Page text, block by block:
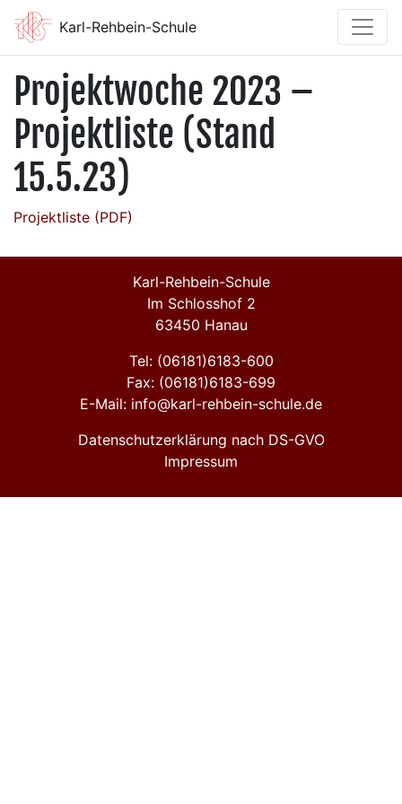
Karl-Rehbein-Schule
Projektwoche 2023 –
Projektliste (Stand
15.5.23)
Projektliste (PDF)
Karl-Rehbein-Schule
Im Schlosshof 2
63450 Hanau
Tel: (06181)6183-600
Fax: (06181)6183-699
E-Mail: info@karl-rehbein-schule.de
Datenschutzerklärung nach DS-GVO
Impressum